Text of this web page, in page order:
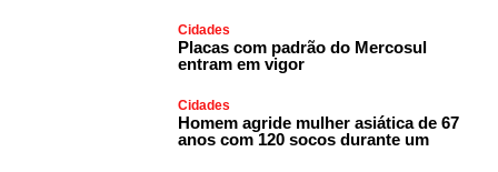
Cidades
Placas com padrão do Mercosul
entram em vigor
Cidades
Homem agride mulher asiática de 67
anos com 120 socos durante um